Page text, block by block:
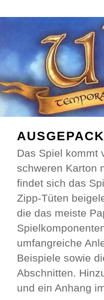
Das Spiel kommt
schweren Karton
findet sich das
Zipp-Tüten
die das meiste
umfangreiche
Beispiele sowie
Abschnitten.
und ein Anhang